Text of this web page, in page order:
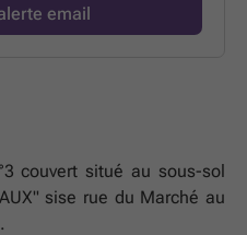
email
couvert situé au sous-sol
sise rue du Marché au